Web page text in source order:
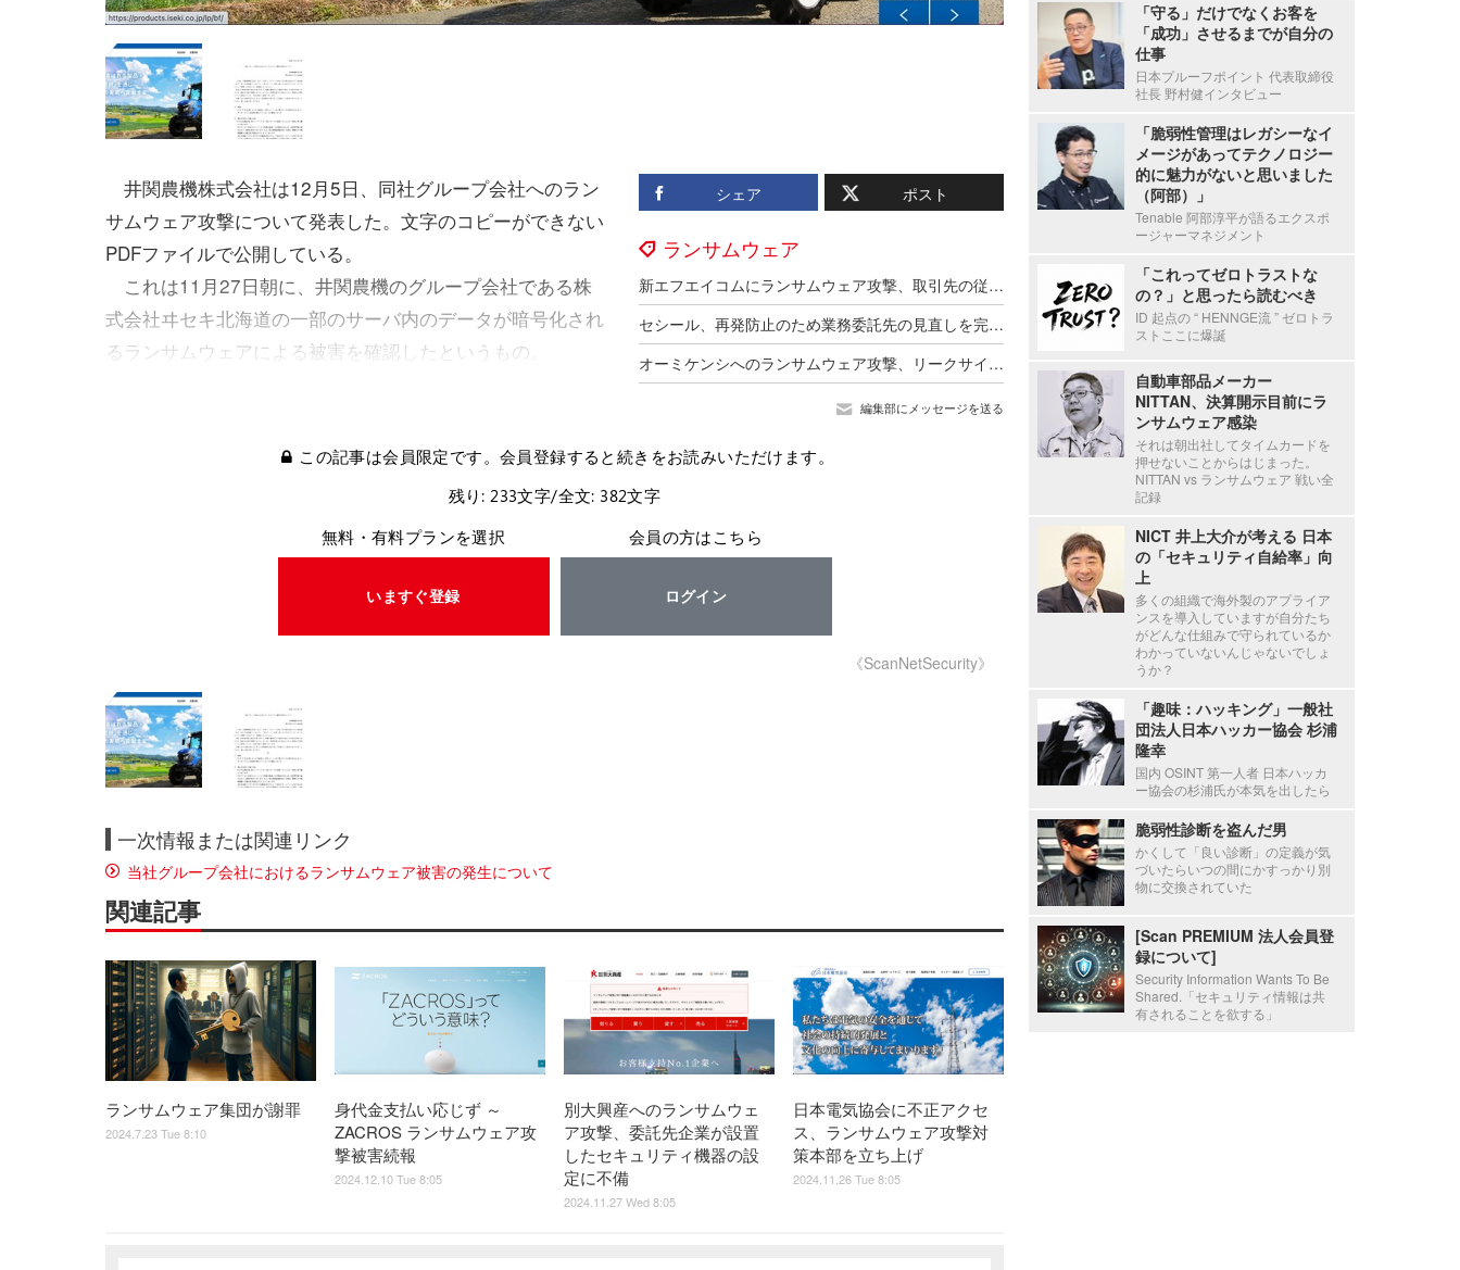
シェア ポスト
ランサムウェア
新エフエイコムにランサムウェア攻撃、取引先の従業員に関する個人情報が漏えいした可能性
セシール、再発防止のため業務委託先の見直しを完了し選定基準と管理も強化
オーミケンシへのランサムウェア攻撃、リークサイト上に社名等が掲載されるも盗取されたとされる実データは公開されず
編集部にメッセージを送る
井関農機株式会社は12月5日、同社グループ会社へのラン
サムウェア攻撃について発表した。文字のコピーができない
PDFファイルで公開している。
これは11月27日朝に、井関農機のグループ会社である株
式会社ヰセキ北海道の一部のサーバ内のデータが暗号化され
るランサムウェアによる被害を確認したというもの。
この記事は会員限定です。会員登録すると続きをお読みいただけます。
残り: 233文字/全文: 382文字
無料・有料プランを選択
いますぐ登録
会員の方はこちら
ログイン
《ScanNetSecurity》
一次情報または関連リンク
当社グループ会社におけるランサムウェア被害の発生について
関連記事
ランサムウェア集団が謝罪
2024.7.23 Tue 8:10
身代金支払い応じず ～
ZACROS ランサムウェア攻
撃被害続報
2024.12.10 Tue 8:05
別大興産へのランサムウェ
ア攻撃、委託先企業が設置
したセキュリティ機器の設
定に不備
2024.11.27 Wed 8:05
日本電気協会に不正アクセ
ス、ランサムウェア攻撃対
策本部を立ち上げ
2024.11.26 Tue 8:05
「守る」だけでなくお客を
「成功」させるまでが自分の
仕事
日本プルーフポイント 代表取締役
社長 野村健インタビュー
「脆弱性管理はレガシーなイ
メージがあってテクノロジー
的に魅力がないと思いました
（阿部）」
Tenable 阿部淳平が語るエクスポ
ージャーマネジメント
「これってゼロトラストな
の？」と思ったら読むべき
ID 起点の “ HENNGE流 ” ゼロトラ
ストここに爆誕
自動車部品メーカー
NITTAN、決算開示目前にラ
ンサムウェア感染
それは朝出社してタイムカードを
押せないことからはじまった。
NITTAN vs ランサムウェア 戦い全
記録
NICT 井上大介が考える 日本
の「セキュリティ自給率」向
上
多くの組織で海外製のアプライア
ンスを導入していますが自分たち
がどんな仕組みで守られているか
わかっていないんじゃないでしょ
うか？
「趣味：ハッキング」一般社
団法人日本ハッカー協会 杉浦
隆幸
国内 OSINT 第一人者 日本ハッカ
ー協会の杉浦氏が本気を出したら
脆弱性診断を盗んだ男
かくして「良い診断」の定義が気
づいたらいつの間にかすっかり別
物に交換されていた
[Scan PREMIUM 法人会員登
録について]
Security Information Wants To Be
Shared.「セキュリティ情報は共
有されることを欲する」